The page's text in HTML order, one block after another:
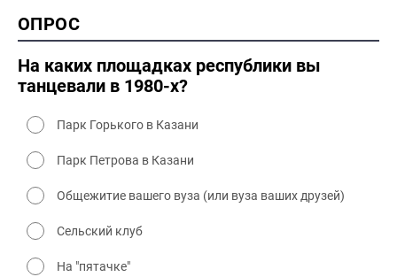
2000 промышленность
2000 культура
ОПРОС
На каких площадках республики вы
танцевали в 1980-х?
Парк Горького в Казани
Парк Петрова в Казани
Общежитие вашего вуза (или вуза ваших друзей)
Сельский клуб
На "пятачке"